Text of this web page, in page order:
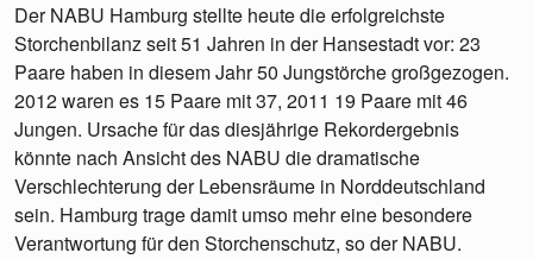
Der NABU Hamburg stellte heute die erfolgreichste
Storchenbilanz seit 51 Jahren in der Hansestadt vor: 23
Paare haben in diesem Jahr 50 Jungstörche großgezogen.
2012 waren es 15 Paare mit 37, 2011 19 Paare mit 46
Jungen. Ursache für das diesjährige Rekordergebnis
könnte nach Ansicht des NABU die dramatische
Verschlechterung der Lebensräume in Norddeutschland
sein. Hamburg trage damit umso mehr eine besondere
Verantwortung für den Storchenschutz, so der NABU.